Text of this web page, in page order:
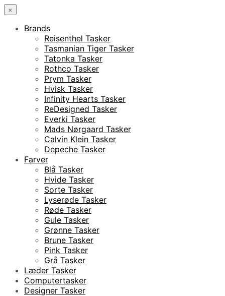
×
Brands
Reisenthel Tasker
Tasmanian Tiger Tasker
Tatonka Tasker
Rothco Tasker
Prym Tasker
Hvisk Tasker
Infinity Hearts Tasker
ReDesigned Tasker
Everki Tasker
Mads Nørgaard Tasker
Calvin Klein Tasker
Depeche Tasker
Farver
Blå Tasker
Hvide Tasker
Sorte Tasker
Lyserøde Tasker
Røde Tasker
Gule Tasker
Grønne Tasker
Brune Tasker
Pink Tasker
Grå Tasker
Læder Tasker
Computertasker
Designer Tasker